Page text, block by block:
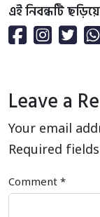
এই নিবন্ধটি
Leave a
Your email
Required
Comment *